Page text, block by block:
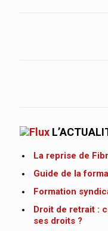
La reprise de
Guide de la
Formation
Droit de retrait :
ses droits ?